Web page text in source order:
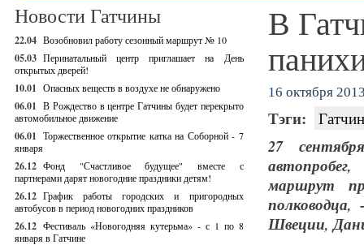
Новости Гатчины
22.04 Возобновил работу сезонный маршрут № 10
05.03 Перинатальный центр приглашает на День
открытых дверей!
10.01 Опасных веществ в воздухе не обнаружено
06.01 В Рождество в центре Гатчины будет перекрыто
автомобильное движение
06.01 Торжественное открытие катка на Соборной - 7
января
26.12 Фонд "Счастливое будущее" вместе с
партнерами дарят новогодние праздники детям!
26.12 График работы городских и пригородных
автобусов в период новогодних праздников
26.12 Фестиваль «Новогодняя кутерьма» - с 1 по 8
января в Гатчине
В
16 октября
Тэги:
27
маршрут
Швеции,